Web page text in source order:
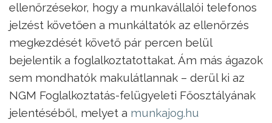
ellenőrzésekor, hogy a munkavállalói telefonos
jelzést követően a munkáltatók az ellenőrzés
megkezdését követő pár percen belül
bejelentik a foglalkoztatottakat. Ám más ágazok
sem mondhatók makulátlannak – derül ki az
NGM Foglalkoztatás-felügyeleti Főosztályának
jelentéséből, melyet a munkajog.hu